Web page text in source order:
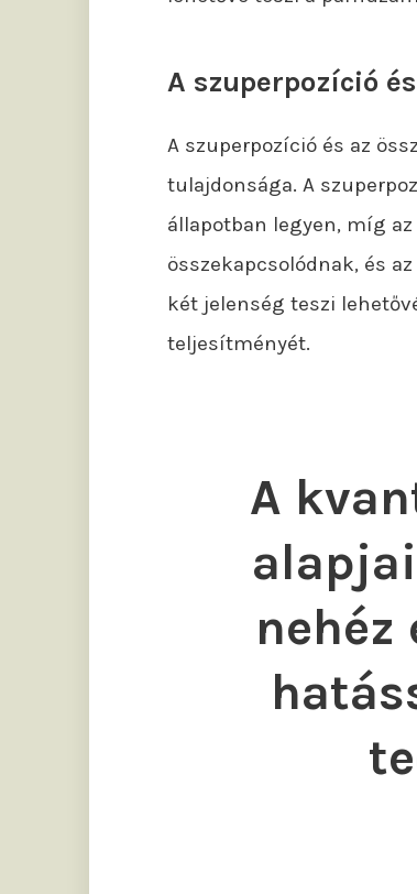
A szuperpozíció
A szuperpozíció és az
tulajdonsága. A
állapotban legyen, míg
összekapcsolódnak, és
két jelenség teszi
teljesítményét.
A